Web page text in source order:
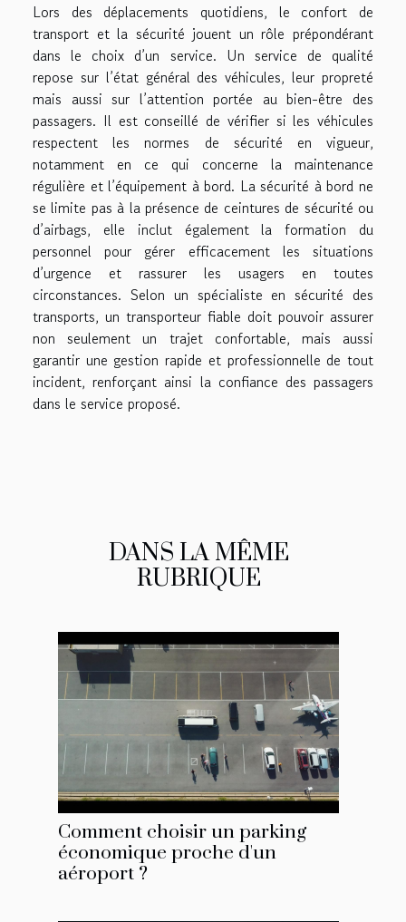
Lors des déplacements quotidiens, le confort de
transport et la sécurité jouent un rôle prépondérant
dans le choix d’un service. Un service de qualité
repose sur l’état général des véhicules, leur propreté
mais aussi sur l’attention portée au bien-être des
passagers. Il est conseillé de vérifier si les véhicules
respectent les normes de sécurité en vigueur,
notamment en ce qui concerne la maintenance
régulière et l’équipement à bord. La sécurité à bord ne
se limite pas à la présence de ceintures de sécurité ou
d’airbags, elle inclut également la formation du
personnel pour gérer efficacement les situations
d’urgence et rassurer les usagers en toutes
circonstances. Selon un spécialiste en sécurité des
transports, un transporteur fiable doit pouvoir assurer
non seulement un trajet confortable, mais aussi
garantir une gestion rapide et professionnelle de tout
incident, renforçant ainsi la confiance des passagers
dans le service proposé.
DANS LA MÊME
RUBRIQUE
Comment choisir un parking
économique proche d'un
aéroport ?